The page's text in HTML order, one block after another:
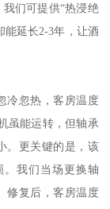
们可提供“热浸绝
能延长2-3年，让酒
冷忽热，客房温度
虽能运转，但轴承
。更关键的是，该
我们当场更换轴
修复后，客房温度